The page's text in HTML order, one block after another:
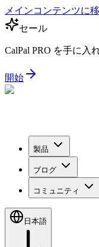
メインコンテンツに
セール
CalPal PRO を手に入
開始
製品
ブログ
コミュニティ
日本語